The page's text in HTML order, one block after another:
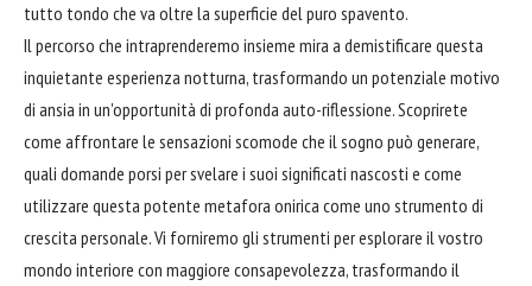
tutto tondo che va oltre la superficie del puro spavento.
Il percorso che intraprenderemo insieme mira a demistificare questa
inquietante esperienza notturna, trasformando un potenziale motivo
di ansia in un'opportunità di profonda auto-riflessione. Scoprirete
come affrontare le sensazioni scomode che il sogno può generare,
quali domande porsi per svelare i suoi significati nascosti e come
utilizzare questa potente metafora onirica come uno strumento di
crescita personale. Vi forniremo gli strumenti per esplorare il vostro
mondo interiore con maggiore consapevolezza, trasformando il